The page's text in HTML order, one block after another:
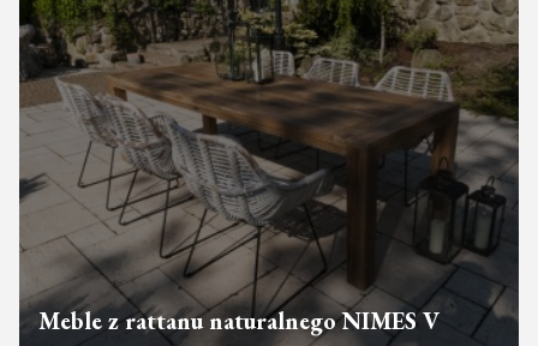
Meble z rattanu naturalnego NIMES V